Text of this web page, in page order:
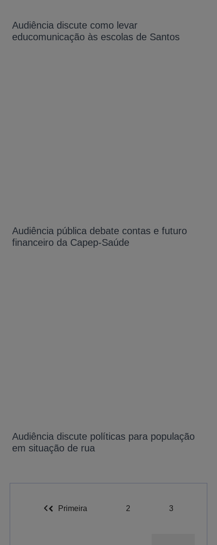
Audiência discute como levar
educomunicação às escolas de Santos
Audiência pública debate contas e futuro
financeiro da Capep-Saúde
Audiência discute políticas para população
em situação de rua
Primeira 2 3